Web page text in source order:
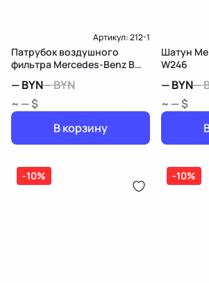
Артикул:212-1
Патрубок воздушного
фильтра Mercedes-Benz B
—BYN—BYN
~ — $
В корзину
Шатун
W246
—BYN—
~ — $
-10% -10%